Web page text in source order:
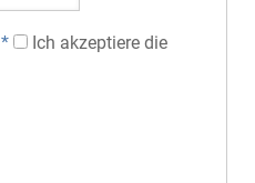
*
Ich akzeptiere die